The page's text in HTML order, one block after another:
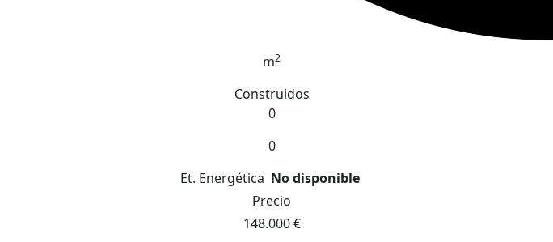
m2
Construidos
0
0
Et. Energética No disponible
Precio
148.000 €